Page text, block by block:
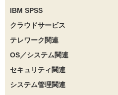
IBM SPSS
クラウドサービス
テレワーク関連
OS／システム関連
セキュリティ関連
システム管理関連